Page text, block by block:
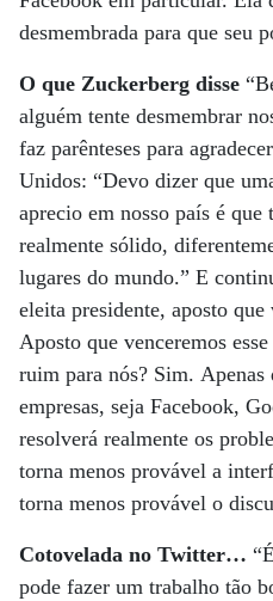
desmembrada para que seu
O que Zuckerberg disse
alguém tente desmembrar
faz parênteses para
Unidos: “Devo dizer que
aprecio em nosso país é
realmente sólido,
lugares do mundo.” E
eleita presidente, aposto
Aposto que venceremos
ruim para nós? Sim. Apenas
empresas, seja Facebook,
resolverá realmente os
torna menos provável a
torna menos provável o
Cotovelada no Twitter…
pode fazer um trabalho tão